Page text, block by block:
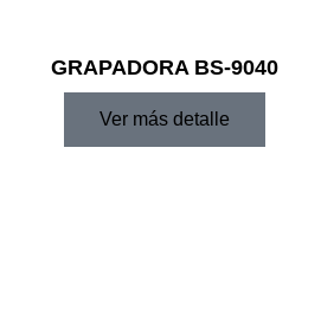
GRAPADORA BS-9040
Ver más detalle